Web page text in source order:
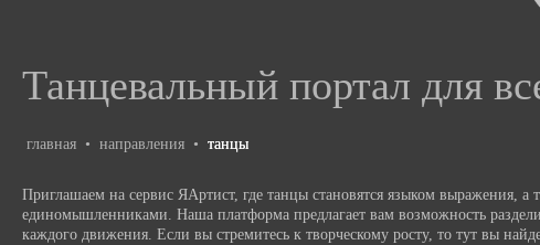
Танцевальный портал для
главная • направления • танцы
Приглашаем на сервис ЯАртист, где танцы становятся языком выражения, а
единомышленниками. Наша платформа предлагает вам возможность
каждого движения. Если вы стремитесь к творческому росту, то тут вы